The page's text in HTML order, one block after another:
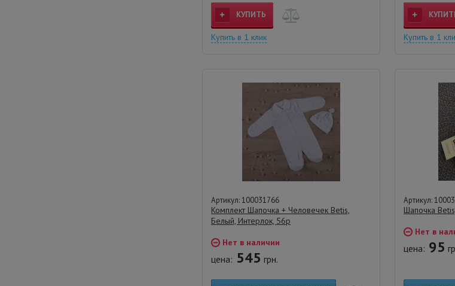
КУПИТЬ
Купить в 1 клик Купить в 1
Артикул: 100031766
Комплект Шапочка + Человечек Betis,
Белый, Интерлок, 56р
Нет в наличии
цена: 545 грн.
Артикул:
Шапочка
Нет в
цена: 95